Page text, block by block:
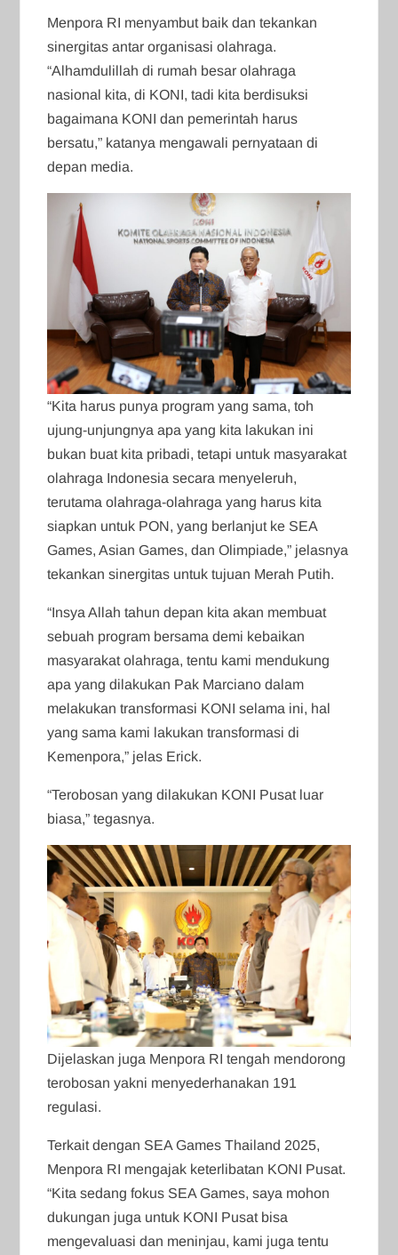
Menpora RI menyambut baik dan tekankan
sinergitas antar organisasi olahraga.
“Alhamdulillah di rumah besar olahraga
nasional kita, di KONI, tadi kita berdisuksi
bagaimana KONI dan pemerintah harus
bersatu,” katanya mengawali pernyataan di
depan media.
“Kita harus punya program yang sama, toh
ujung-unjungnya apa yang kita lakukan ini
bukan buat kita pribadi, tetapi untuk masyarakat
olahraga Indonesia secara menyeleruh,
terutama olahraga-olahraga yang harus kita
siapkan untuk PON, yang berlanjut ke SEA
Games, Asian Games, dan Olimpiade,” jelasnya
tekankan sinergitas untuk tujuan Merah Putih.
“Insya Allah tahun depan kita akan membuat
sebuah program bersama demi kebaikan
masyarakat olahraga, tentu kami mendukung
apa yang dilakukan Pak Marciano dalam
melakukan transformasi KONI selama ini, hal
yang sama kami lakukan transformasi di
Kemenpora,” jelas Erick.
“Terobosan yang dilakukan KONI Pusat luar
biasa,” tegasnya.
Dijelaskan juga Menpora RI tengah mendorong
terobosan yakni menyederhanakan 191
regulasi.
Terkait dengan SEA Games Thailand 2025,
Menpora RI mengajak keterlibatan KONI Pusat.
“Kita sedang fokus SEA Games, saya mohon
dukungan juga untuk KONI Pusat bisa
mengevaluasi dan meninjau, kami juga tentu